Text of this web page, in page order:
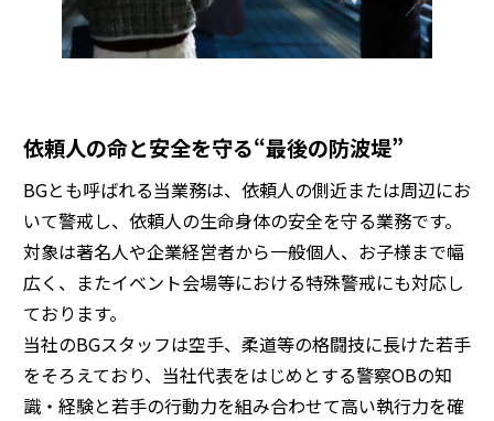
依頼人の命と安全を守る“最後の防波堤”
BGとも呼ばれる当業務は、依頼人の側近または周辺にお
いて警戒し、依頼人の生命身体の安全を守る業務です。
対象は著名人や企業経営者から一般個人、お子様まで幅
広く、またイベント会場等における特殊警戒にも対応し
ております。
当社のBGスタッフは空手、柔道等の格闘技に長けた若手
をそろえており、当社代表をはじめとする警察OBの知
識・経験と若手の行動力を組み合わせて高い執行力を確